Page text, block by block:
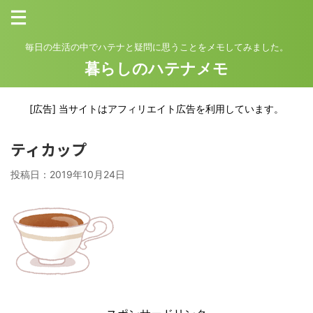
毎日の生活の中でハテナと疑問に思うことをメモしてみました。
暮らしのハテナメモ
[広告] 当サイトはアフィリエイト広告を利用しています。
ティカップ
投稿日： 2019年10月24日